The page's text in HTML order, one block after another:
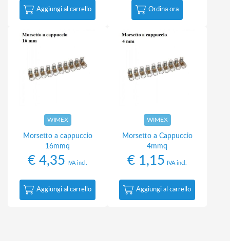
Aggiungi al carrello Ordina ora
WIMEX
Morsetto a cappuccio
16mmq
€ 4,35 IVA incl.
Aggiungi al carrello
WIMEX
Morsetto a Cappuccio
4mmq
€ 1,15 IVA incl.
Aggiungi al carrello